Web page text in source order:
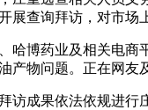
展查询拜访，对市
博药业及相关电商平
产物问题。正在网友
成果依法依规进行庄